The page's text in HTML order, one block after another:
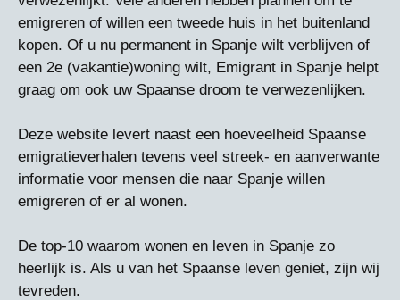
emigreren of willen een tweede huis in het buitenland
kopen. Of u nu permanent in Spanje wilt verblijven of
een 2e (vakantie)woning wilt, Emigrant in Spanje helpt
graag om ook uw Spaanse droom te verwezenlijken.
Deze website levert naast een hoeveelheid Spaanse
emigratieverhalen tevens veel streek- en aanverwante
informatie voor mensen die naar Spanje willen
emigreren of er al wonen.
De top-10 waarom wonen en leven in Spanje zo
heerlijk is. Als u van het Spaanse leven geniet, zijn wij
tevreden.